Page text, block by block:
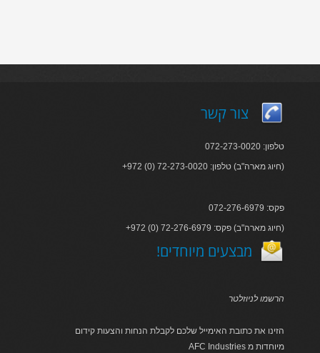
צור קשר
טלפון: 072-273-0020
+972 (0) 72-273-0020 :חיוג מארה"ב) טלפון)
פקס: 072-276-6979
+972 (0) 72-276-6979 :חיוג מארה"ב) פקס)
!מבצעים מיוחדים
הרשמו לניוזלטר
הזינו את כתובת האימייל שלכם לקבלת הנחות והצעות קידום
AFC Industries מיוחדות מ